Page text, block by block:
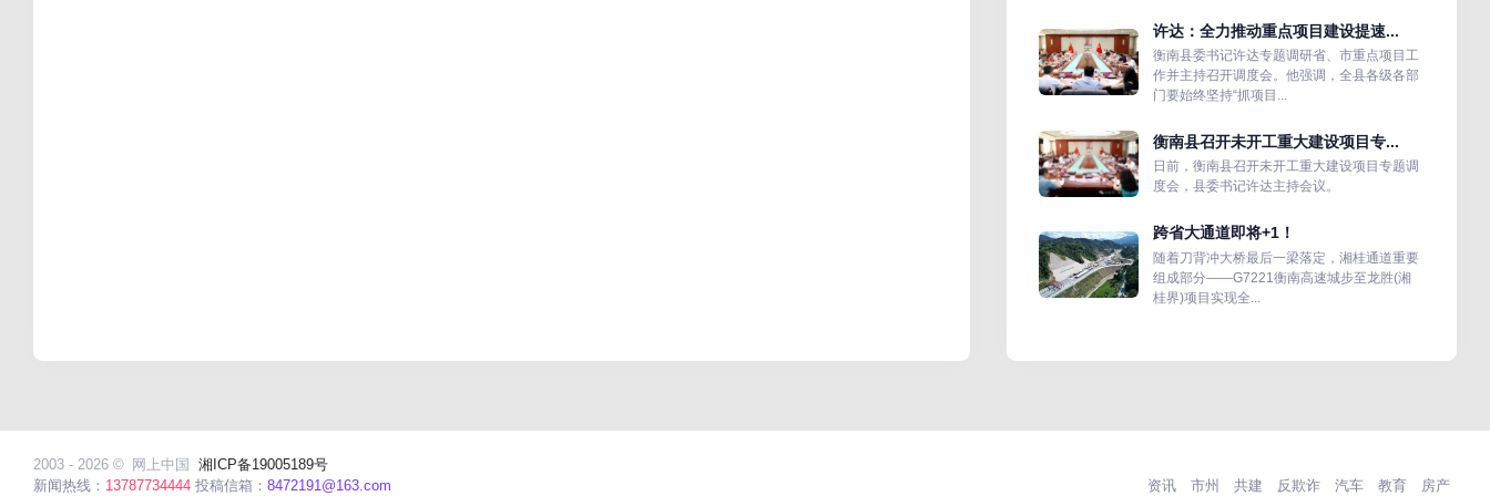
许达：全力推动重点项目建设提速...
衡南县委书记许达专题调研省、市重点项目工
作并主持召开调度会。他强调，全县各级各部
门要始终坚持“抓项目...
衡南县召开未开工重大建设项目专...
日前，衡南县召开未开工重大建设项目专题调
度会，县委书记许达主持会议。
跨省大通道即将+1！
随着刀背冲大桥最后一梁落定，湘桂通道重要
组成部分——G7221衡南高速城步至龙胜(湘
桂界)项目实现全...
2003 - 2026 © 网上中国
湘ICP备19005189号
新闻热线： 13787734444 投稿信箱： 8472191@163.com 资讯 市州 共建 反欺诈 汽车 教育 房产